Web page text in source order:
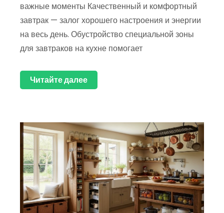
важные моменты Качественный и комфортный
завтрак — залог хорошего настроения и энергии
на весь день. Обустройство специальной зоны
для завтраков на кухне помогает
Читайте далее